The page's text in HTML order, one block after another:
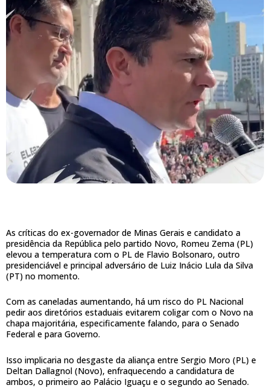
As críticas do ex-governador de Minas Gerais e candidato a
presidência da República pelo partido Novo, Romeu Zema (PL)
elevou a temperatura com o PL de Flavio Bolsonaro, outro
presidenciável e principal adversário de Luiz Inácio Lula da Silva
(PT) no momento.
Com as caneladas aumentando, há um risco do PL Nacional
pedir aos diretórios estaduais evitarem coligar com o Novo na
chapa majoritária, especificamente falando, para o Senado
Federal e para Governo.
Isso implicaria no desgaste da aliança entre Sergio Moro (PL) e
Deltan Dallagnol (Novo), enfraquecendo a candidatura de
ambos, o primeiro ao Palácio Iguaçu e o segundo ao Senado.